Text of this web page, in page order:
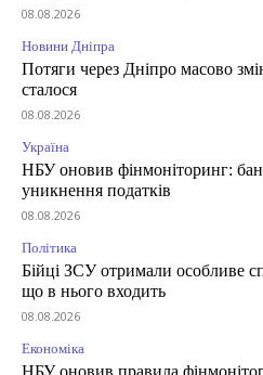
08.08.2026
Новини Дніпра
Потяги через Дніпро масово
сталося
08.08.2026
Україна
НБУ оновив фінмоніторинг:
уникнення податків
08.08.2026
Політика
Бійці ЗСУ отримали особливе
що в нього входить
08.08.2026
Економіка